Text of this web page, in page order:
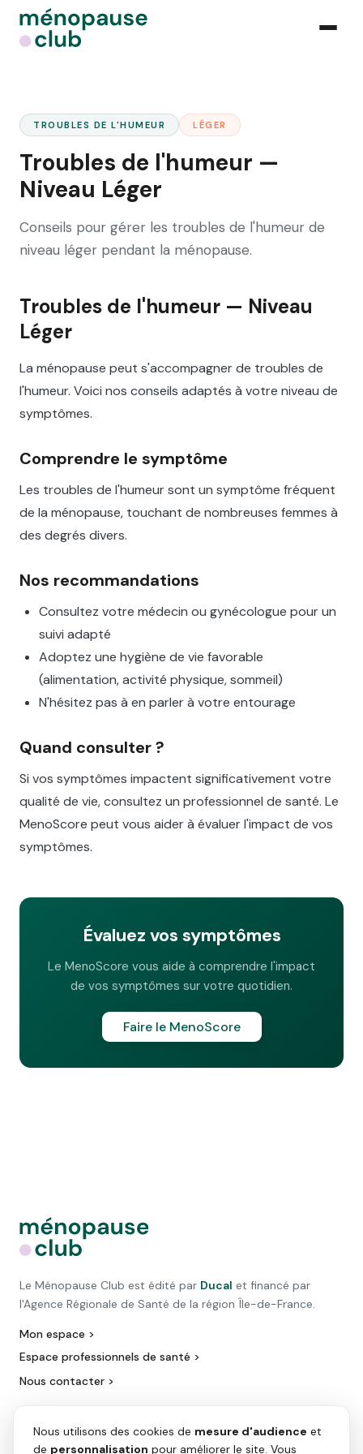
Nous utilisons des cookies de mesure d'audience et
de personnalisation pour améliorer le site. Vous
TROUBLES DE L'HUMEUR LÉGER
Troubles de l'humeur —
Niveau Léger
Conseils pour gérer les troubles de l'humeur de
niveau léger pendant la ménopause.
Troubles de l'humeur — Niveau
Léger
La ménopause peut s'accompagner de troubles de
l'humeur. Voici nos conseils adaptés à votre niveau de
symptômes.
Comprendre le symptôme
Les troubles de l'humeur sont un symptôme fréquent
de la ménopause, touchant de nombreuses femmes à
des degrés divers.
Nos recommandations
Consultez votre médecin ou gynécologue pour un
suivi adapté
Adoptez une hygiène de vie favorable
(alimentation, activité physique, sommeil)
N'hésitez pas à en parler à votre entourage
Quand consulter ?
Si vos symptômes impactent significativement votre
qualité de vie, consultez un professionnel de santé. Le
MenoScore peut vous aider à évaluer l'impact de vos
symptômes.
Évaluez vos symptômes
Le MenoScore vous aide à comprendre l'impact
de vos symptômes sur votre quotidien.
Faire le MenoScore
Le Ménopause Club est édité par Ducal et financé par
l'Agence Régionale de Santé de la région Île-de-France.
Mon espace >
Espace professionnels de santé >
Nous contacter >